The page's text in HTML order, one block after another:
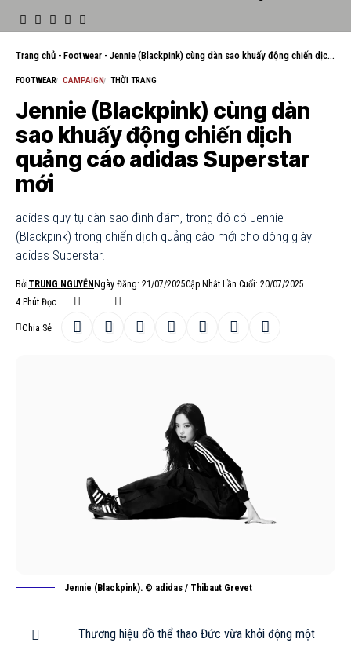
Trang chủ - Footwear - Jennie (Blackpink) cùng dàn sao khuấy động chiến dịch quảng cáo adidas Superstar mới
FOOTWEAR CAMPAIGN THỜI TRANG
Jennie (Blackpink) cùng dàn
sao khuấy động chiến dịch
quảng cáo adidas Superstar
mới
adidas quy tụ dàn sao đình đám, trong đó có Jennie
(Blackpink) trong chiến dịch quảng cáo mới cho dòng giày
adidas Superstar.
BởiTRUNG NGUYỄN Ngày Đăng: 21/07/2025Cập Nhật Lần Cuối: 20/07/2025
4 Phút Đọc
Chia Sẻ
Jennie (Blackpink). © adidas / Thibaut Grevet
Thương hiệu đồ thể thao Đức vừa khởi động một